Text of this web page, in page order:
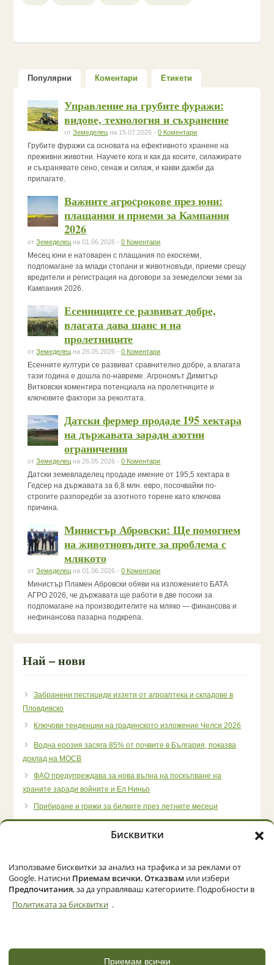
Бисквитки
Използваме бисквитки за анализ на трафика и за реклами от
Google. Натисни Приемам всички,Отказвам или избери
Предпочитания, за да управляваш категориите. Подробности в
Политиката за бисквитки .
Приемам всички
Популярни Коментари Етикети
Управление на грубите фуражи:
видове, технология и съхранение
отЗемеделец на 15.07.2026 -0 Коментари
Грубите фуражи са основата на ефективното хранене на
преживни животни. Научете кога и как да косите, силажирате
и съхранявате сено, сенаж и силаж, и какви дажби да
прилагате.
Важните агроcрокове през юни:
плащания и приеми за Кампания
2026
отЗемеделец на 01.06.2026 -0 Коментари
Месец юни е натоварен с плащания по екосхеми,
подпомагане за млади стопани и животновъди, приеми срещу
вредители и регистрация на договори за земеделски земи за
Кампания 2026.
Есенниците се развиват добре,
влагата дава шанс и на
пролетниците
отЗемеделец на 28.05.2026 -0 Коментари
Есенните култури се развиват сравнително добре, а влагата
тази година е дошла по-навреме. Агрономът Димитър
Витковски коментира потенциала на пролетниците и
ключовите фактори за реколтата.
Датски фермер продаде 195 хектара
на държавата заради азотни
ограничения
отЗемеделец на 26.05.2026 -0 Коментари
Датски земевладелец продаде имение от 195,5 хектара в
Гедсер на държавата за 6,8 млн. евро, посочвайки по-
строгите разпоредби за азотното торене като ключова
причина.
Министър Абровски: Ще помогнем
на животновъдите за проблема с
млякото
отЗемеделец на 01.06.2026 -0 Коментари
Министър Пламен Абровски обяви на изложението БАТА
АГРО 2026, че държавата ще работи в две посоки за
подпомагане на производителите на мляко — финансова и
нефинансова пазарна подкрепа.
Най – нови
Забранени пестициди иззети от агроаптека и складове в
Пловдивско
Ключови тенденции на градинското изложение Челси 2026
Водна ерозия засяга 85% от почвите в България, показва
доклад на МОСВ
ФАО предупреждава за нова вълна на поскъпване на
храните заради войните и Ел Ниньо
Прибиране и грижи за билките през летните месеци
НачалоКатегорииПолитика за бисквитки (ЕС)